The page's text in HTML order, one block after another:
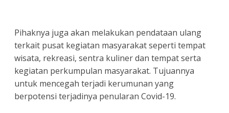
Pihaknya juga akan melakukan pendataan ulang
terkait pusat kegiatan masyarakat seperti tempat
wisata, rekreasi, sentra kuliner dan tempat serta
kegiatan perkumpulan masyarakat. Tujuannya
untuk mencegah terjadi kerumunan yang
berpotensi terjadinya penularan Covid-19.